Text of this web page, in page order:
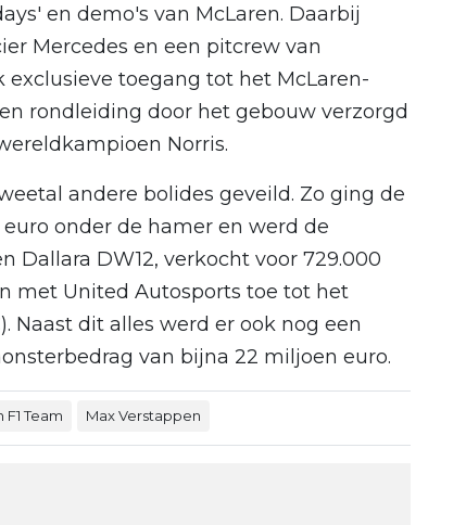
en demo's van McLaren. Daarbij
Mercedes en een pitcrew van
exclusieve toegang tot het McLaren-
rondleiding door het gebouw verzorgd
Norris.
andere bolides geveild. Zo ging de
onder de hamer en werd de
Dallara DW12, verkocht voor 729.000
met United Autosports toe tot het
Naast dit alles werd er ook nog een
van bijna 22 miljoen euro.
F1 Team Max Verstappen